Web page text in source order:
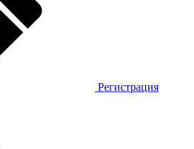
Регистрация